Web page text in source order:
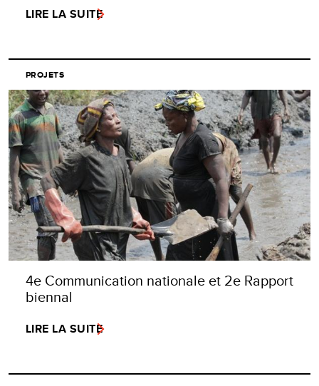
LIRE LA SUITE
PROJETS
4e Communication nationale et 2e Rapport
biennal
LIRE LA SUITE